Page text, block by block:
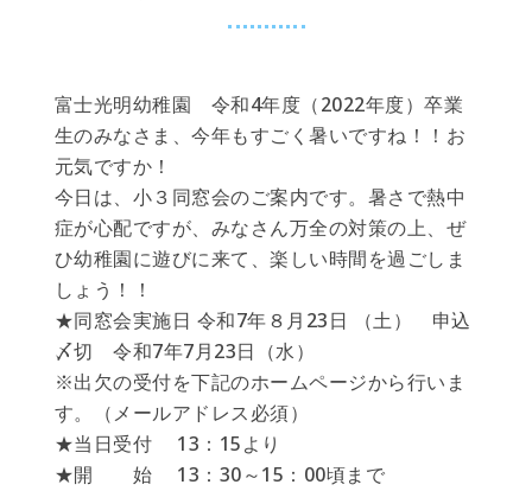
富士光明幼稚園 令和4年度（2022年度）卒業
生のみなさま、今年もすごく暑いですね！！お
元気ですか！
今日は、小３同窓会のご案内です。暑さで熱中
症が心配ですが、みなさん万全の対策の上、ぜ
ひ幼稚園に遊びに来て、楽しい時間を過ごしま
しょう！！
★同窓会実施日 令和7年８月23日 （土） 申込
〆切 令和7年7月23日（水）
※出欠の受付を下記のホームページから行いま
す。（メールアドレス必須）
★当日受付 13：15より
★開 始 13：30～15：00頃まで